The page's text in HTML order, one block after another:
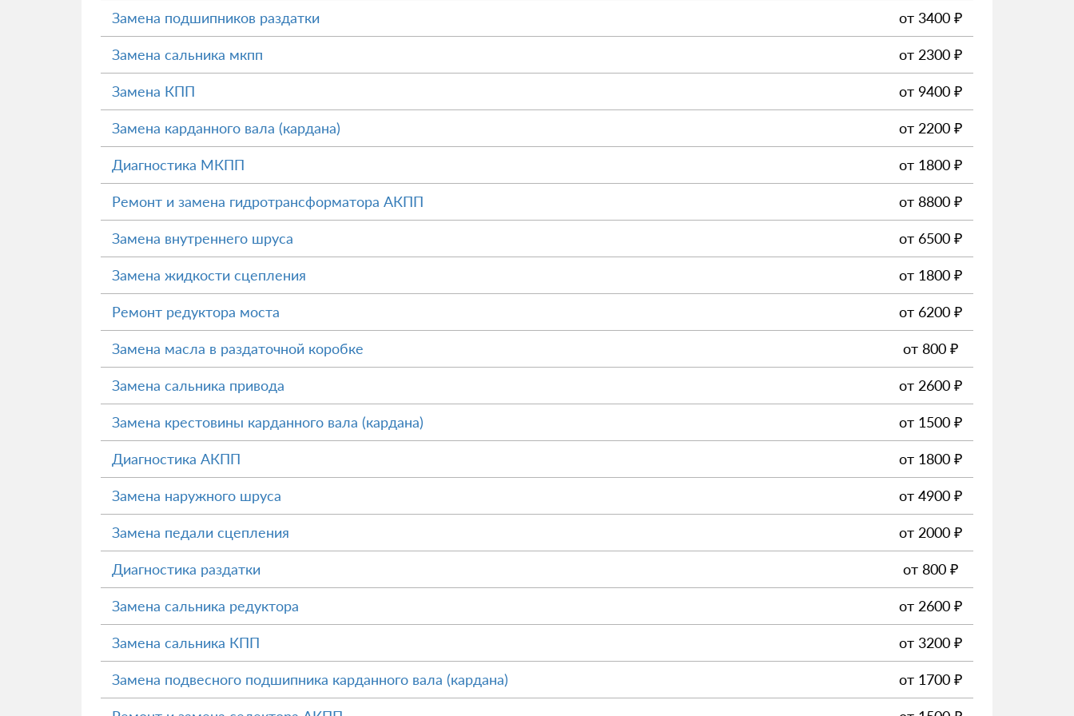
Замена подшипников раздатки от 3400 ₽
Замена сальника мкпп от 2300 ₽
Замена КПП от 9400 ₽
Замена карданного вала (кардана) от 2200 ₽
Диагностика МКПП от 1800 ₽
Ремонт и замена гидротрансформатора АКПП от 8800 ₽
Замена внутреннего шруса от 6500 ₽
Замена жидкости сцепления от 1800 ₽
Ремонт редуктора моста от 6200 ₽
Замена масла в раздаточной коробке от 800 ₽
Замена сальника привода от 2600 ₽
Замена крестовины карданного вала (кардана) от 1500 ₽
Диагностика АКПП от 1800 ₽
Замена наружного шруса от 4900 ₽
Замена педали сцепления от 2000 ₽
Диагностика раздатки от 800 ₽
Замена сальника редуктора от 2600 ₽
Замена сальника КПП от 3200 ₽
Замена подвесного подшипника карданного вала (кардана) от 1700 ₽